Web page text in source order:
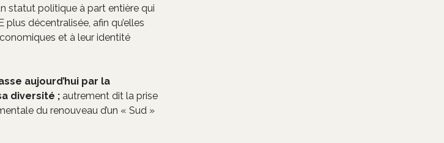
statut politique à part entière qui
plus décentralisée, afin qu’elles
et à leur identité
aujourd’hui par la
diversité ; autrement dit la prise
du renouveau d’un « Sud »